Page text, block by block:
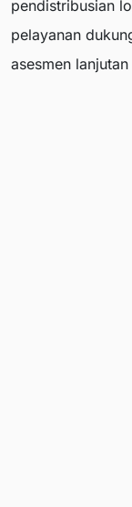
pendistribusian
pelayanan
asesmen